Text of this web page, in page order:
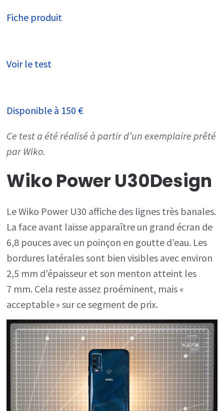
Fiche produit
Voir le test
Disponible à 150 €
Ce test a été réalisé à partir d’un exemplaire prêté
par Wiko.
Wiko Power U30Design
Le Wiko Power U30 affiche des lignes très banales.
La face avant laisse apparaître un grand écran de
6,8 pouces avec un poinçon en goutte d’eau. Les
bordures latérales sont bien visibles avec environ
2,5 mm d’épaisseur et son menton atteint les
7 mm. Cela reste assez proéminent, mais «
acceptable » sur ce segment de prix.